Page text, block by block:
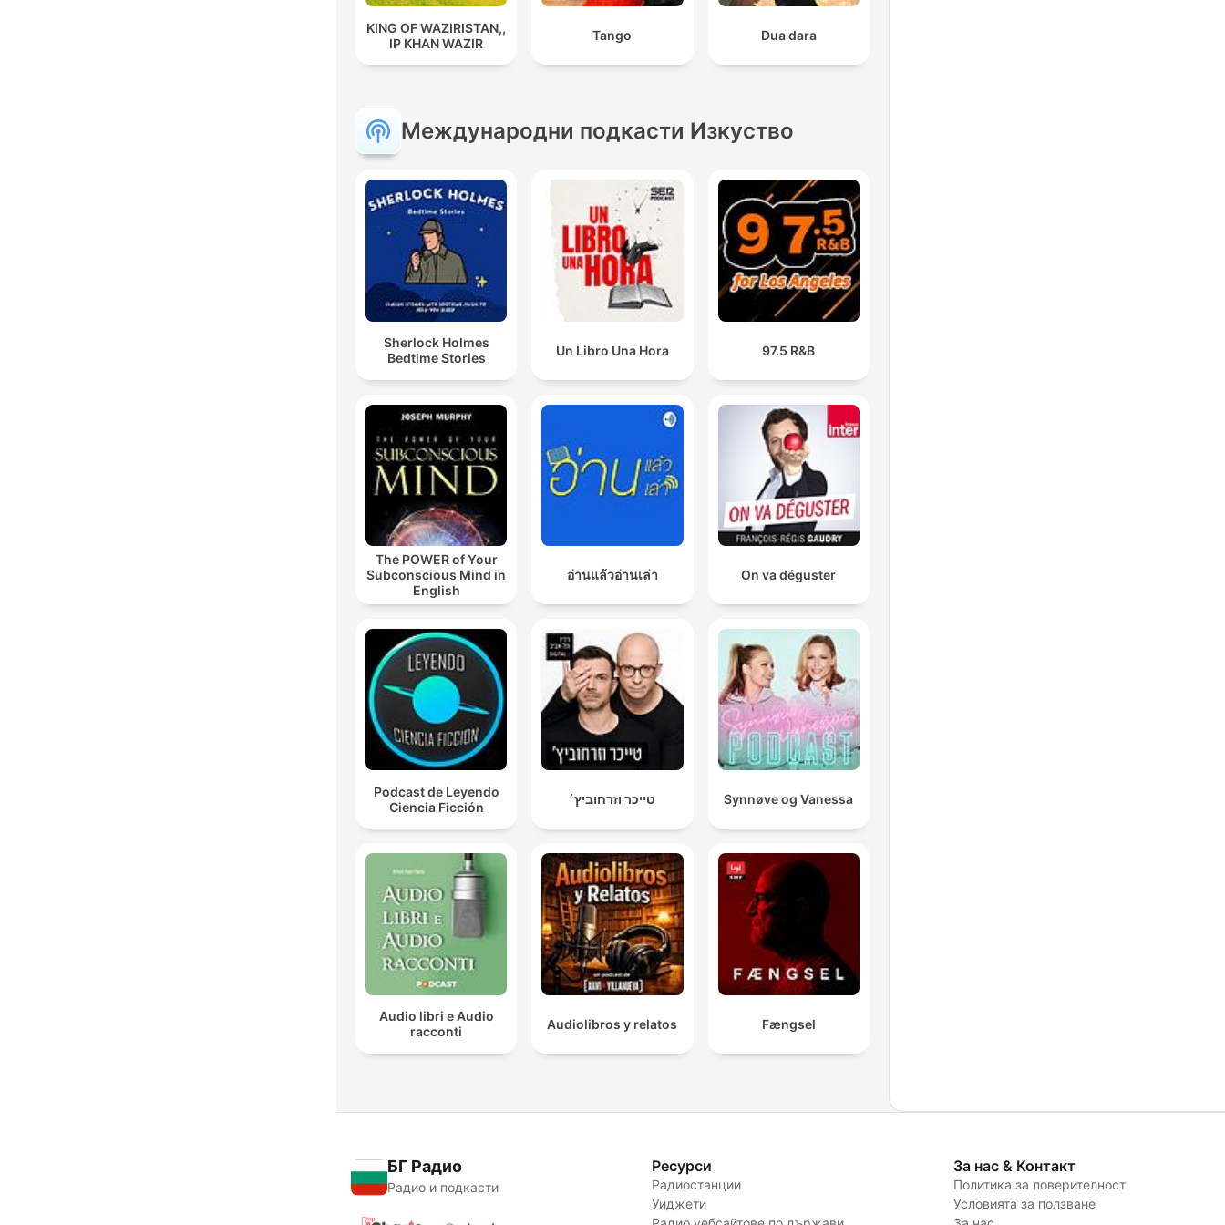
KING OF WAZIRISTAN,,
IP KHAN WAZIR
Tango Dua dara
Международни подкасти Изкуство
Sherlock Holmes
Bedtime Stories
Un Libro Una Hora 97.5 R&B
The POWER of Your
Subconscious Mind in
English
อ่านแล้วอ่านเล่า On va déguster
Podcast de Leyendo
Ciencia Ficción
טייכר וזרחוביץ׳ Synnøve og Vanessa
Audio libri e Audio
racconti
Audiolibros y relatos Fængsel
БГ Радио
Радио и подкасти
Ресурси
Радиостанции
Уиджети
За нас & Контакт
Политика за поверителност
Условията за ползване